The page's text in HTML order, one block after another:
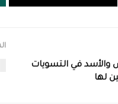
والأسد في التسويات
لها